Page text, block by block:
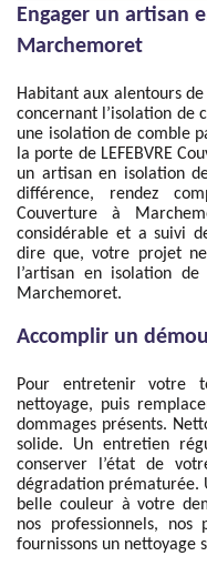
Engager un artisan
Marchemoret
Habitant aux alentours
concernant l’isolation de
une isolation de comble
la porte de LEFEBVRE
un artisan en isolation
différence, rendez
Couverture à
considérable et a suivi
dire que, votre projet
l’artisan en isolation de
Marchemoret.
Accomplir un
Pour entretenir votre
nettoyage, puis
dommages présents.
solide. Un entretien
conserver l’état de
dégradation prématurée.
belle couleur à votre
nos professionnels, nos
fournissons un nettoyage